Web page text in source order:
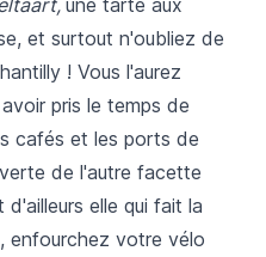
et surtout n'oubliez de
! Vous l'aurez
pris le temps de
cafés et les ports de
de l'autre facette
elle qui fait la
enfourchez votre vélo